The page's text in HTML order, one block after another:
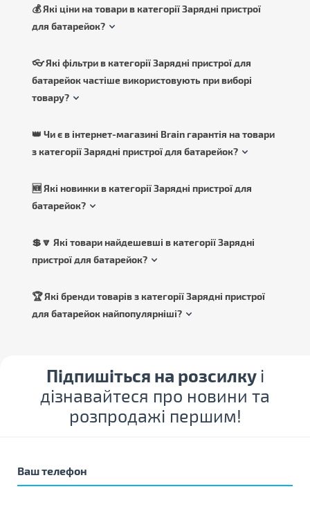
💰 Які ціни на товари в категорії Зарядні пристрої
для батарейок?
👓 Які фільтри в категорії Зарядні пристрої для
батарейок частіше використовують при виборі
товару?
👑 Чи є в інтернет-магазині Brain гарантія на товари
з категорії Зарядні пристрої для батарейок?
🆕 Які новинки в категорії Зарядні пристрої для
батарейок?
💲🔽 Які товари найдешевші в категорії Зарядні
пристрої для батарейок?
🏆 Які бренди товарів з категорії Зарядні пристрої
для батарейок найпопулярніші?
Підпишіться на розсилку і
дізнавайтеся про новини та
розпродажі першим!